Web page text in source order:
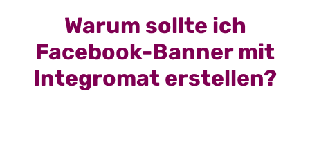
Warum sollte ich
Facebook-Banner mit
Integromat erstellen?